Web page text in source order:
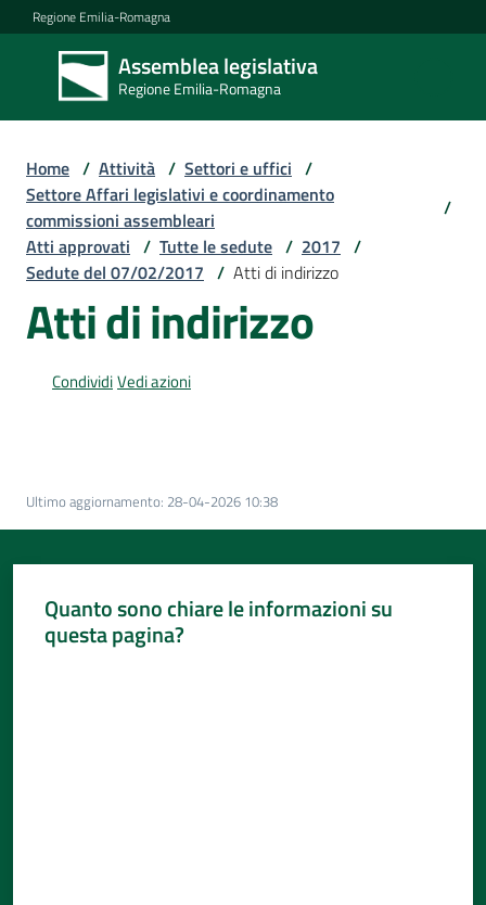
Vai al contenuto
Vai alla navigazione
Vai al footer
Regione Emilia-Romagna
Assemblea legislativa
Regione Emilia-Romagna
Assemblea
legislativa
Regione Emilia-
Assemblea
Attività
Per
Per
cittadini
Home / Attività / Settori e uffici /
Settore Affari legislativi e coordinamento
commissioni assembleari
/
Atti approvati / Tutte le sedute / 2017 /
Sedute del 07/02/2017 / Atti di indirizzo
Atti di indirizzo
CondividiVedi azioni
Ultimo aggiornamento: 28-04-2026 10:38
Quanto sono chiare le informazioni su
questa pagina?